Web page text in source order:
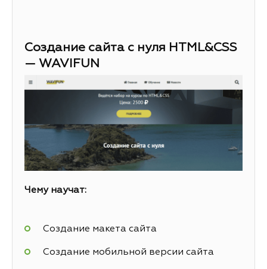
Создание сайта с нуля HTML&CSS
— WAVIFUN
Чему научат:
Создание макета сайта
Создание мобильной версии сайта